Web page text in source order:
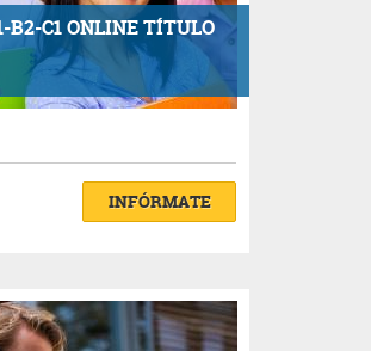
B2-C1 ONLINE TÍTULO
INFÓRMATE